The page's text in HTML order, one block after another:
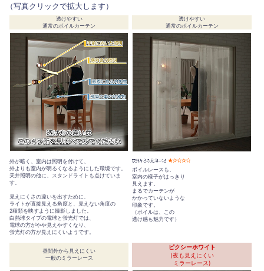
（写真クリックで拡大します）
透けやすい
通常のボイルカーテン
透けやすい
通常のボイルカーテン
外が暗く、室内は照明を付けて、
外よりも室内が明るくなるようにした環境です。
天井照明の他に、スタンドライトも点けていま
す。
見えにくさの違いを出すために、
ライトが直接見える角度と、見えない角度の
2種類を映すように撮影しました。
白熱球タイプの電球と蛍光灯では、
電球の方がやや見えやすくなり、
蛍光灯の方が見えにくいようです。
ボイルレースも、
室内の様子がはっきり
見えます。
まるでカーテンが
かかっていないような
印象です。
（ボイルは、この
透け感も魅力です）
昼間外から見えにくい
一般のミラーレース
ピクシーホワイト
(夜も見えにくい
ミラーレース)